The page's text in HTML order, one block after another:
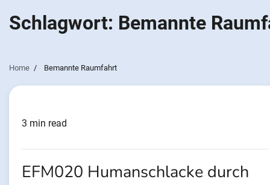
Schlagwort: Bemannte
Home Bemannte Raumfahrt
3 min read
EFM020 Humanschlacke durch